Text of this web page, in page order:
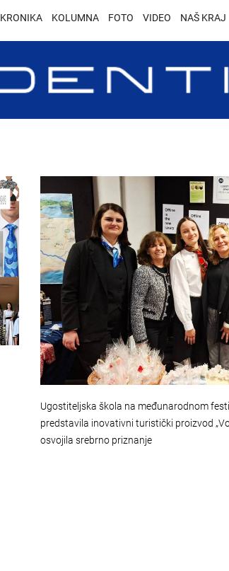
KRONIKA KOLUMNA FOTO VIDEO NAŠ KRAJ
Ugostiteljska škola na međunarodnom
predstavila inovativni turistički proizvod
osvojila srebrno priznanje